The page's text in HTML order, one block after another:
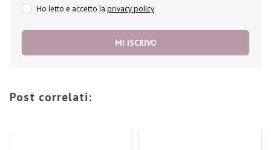
Ho letto e accetto la privacy policy
MI ISCRIVO
Post correlati: